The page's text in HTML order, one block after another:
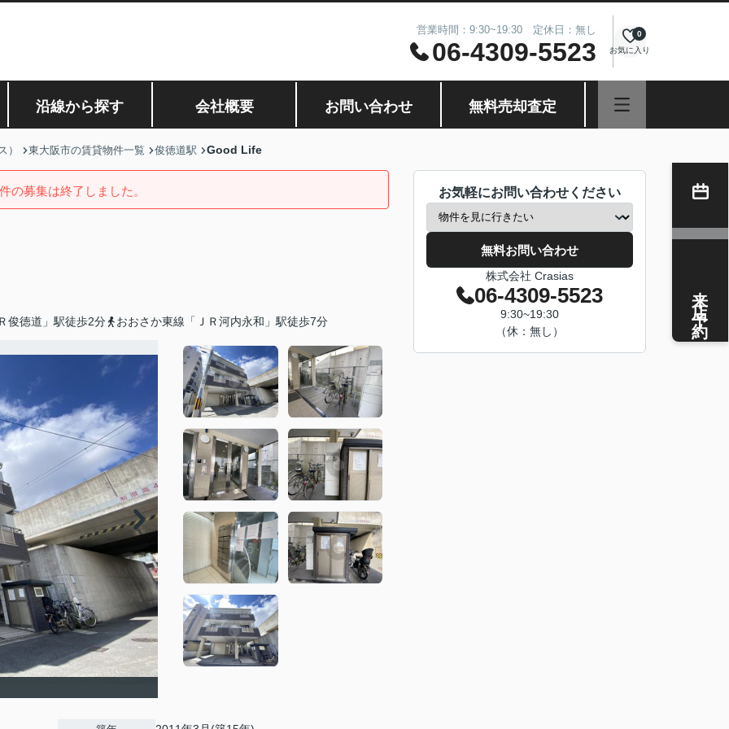
営業時間：9:30~19:30 定休日：無し
06-4309-5523 お気に入り
0
沿線から探す 会社概要 お問い合わせ 無料売却査定
） 東大阪市の賃貸物件一覧 俊徳道駅 Good Life
の募集は終了しました。
俊徳道」駅徒歩2分 おおさか東線「ＪＲ河内永和」駅徒歩7分
お気軽にお問い合わせください
無料お問い合わせ
株式会社 Crasias
06-4309-5523
9:30~19:30
（休：無し）
来店予約